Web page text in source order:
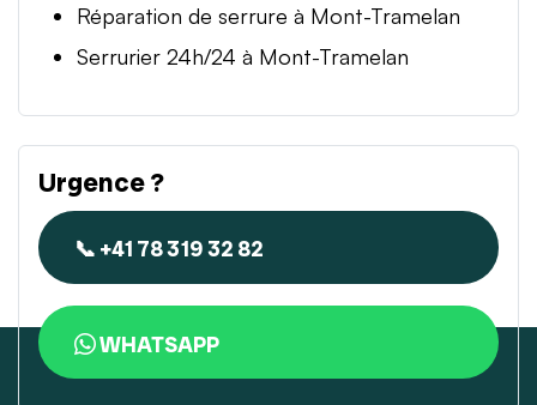
Réparation de serrure à Mont-Tramelan
Serrurier 24h/24 à Mont-Tramelan
Urgence ?
📞 +41 78 319 32 82
WHATSAPP